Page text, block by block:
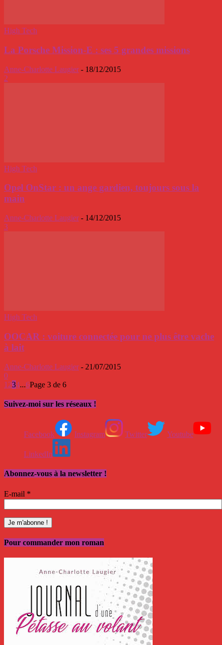
High Tech
La Porsche Mission-E : ses 5 grandes missions
Anne-Charlotte Laugier - 18/12/2015
2
High Tech
Opel OnStar : un ange gardien, toujours sous la
main
Anne-Charlotte Laugier - 14/12/2015
3
High Tech
OOCAR : voiture connectée pour ne plus être vache
à lait
Anne-Charlotte Laugier - 21/07/2015
0
1 234...6Page 3 de 6
Suivez-moi sur les réseaux !
Facebook Instagram Twitter Youtube
LinkedIn
Abonnez-vous à la newsletter !
E-mail *
Pour commander mon roman